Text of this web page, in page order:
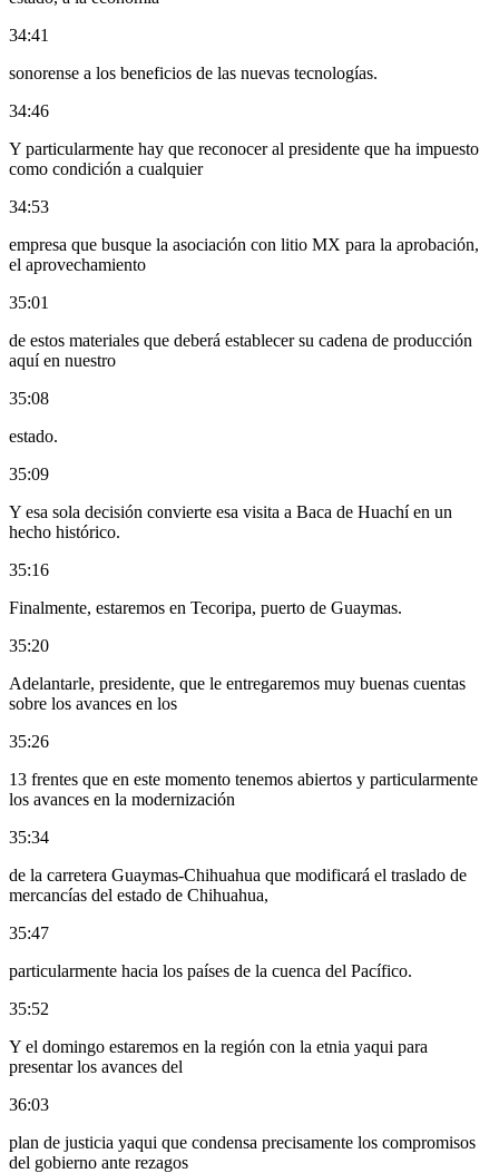
34:41
sonorense a los beneficios de las nuevas tecnologías.
34:46
Y particularmente hay que reconocer al presidente que ha impuesto
como condición a cualquier
34:53
empresa que busque la asociación con litio MX para la aprobación,
el aprovechamiento
35:01
de estos materiales que deberá establecer su cadena de producción
aquí en nuestro
35:08
estado.
35:09
Y esa sola decisión convierte esa visita a Baca de Huachí en un
hecho histórico.
35:16
Finalmente, estaremos en Tecoripa, puerto de Guaymas.
35:20
Adelantarle, presidente, que le entregaremos muy buenas cuentas
sobre los avances en los
35:26
13 frentes que en este momento tenemos abiertos y particularmente
los avances en la modernización
35:34
de la carretera Guaymas-Chihuahua que modificará el traslado de
mercancías del estado de Chihuahua,
35:47
particularmente hacia los países de la cuenca del Pacífico.
35:52
Y el domingo estaremos en la región con la etnia yaqui para
presentar los avances del
36:03
plan de justicia yaqui que condensa precisamente los compromisos
del gobierno ante rezagos